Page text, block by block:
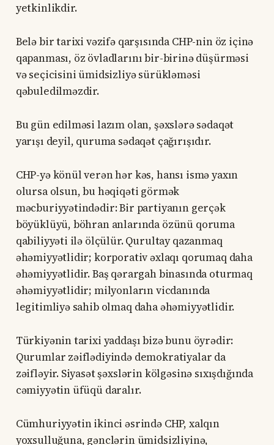
yetkinlikdir.
Belə bir tarixi vəzifə qarşısında CHP-nin öz içinə
qapanması, öz övladlarını bir-birinə düşürməsi
və seçicisini ümidsizliyə sürükləməsi
qəbuledilməzdir.
Bu gün edilməsi lazım olan, şəxslərə sədaqət
yarışı deyil, quruma sədaqət çağırışıdır.
CHP-yə könül verən hər kəs, hansı ismə yaxın
olursa olsun, bu həqiqəti görmək
məcburiyyətindədir: Bir partiyanın gerçək
böyüklüyü, böhran anlarında özünü qoruma
qabiliyyəti ilə ölçülür. Qurultay qazanmaq
əhəmiyyətlidir; korporativ əxlaqı qorumaq daha
əhəmiyyətlidir. Baş qərargah binasında oturmaq
əhəmiyyətlidir; milyonların vicdanında
legitimliyə sahib olmaq daha əhəmiyyətlidir.
Türkiyənin tarixi yaddaşı bizə bunu öyrədir:
Qurumlar zəiflədiyində demokratiyalar da
zəifləyir. Siyasət şəxslərin kölgəsinə sıxışdığında
cəmiyyətin üfüqü daralır.
Cümhuriyyətin ikinci əsrində CHP, xalqın
yoxsulluğuna, gənclərin ümidsizliyinə,